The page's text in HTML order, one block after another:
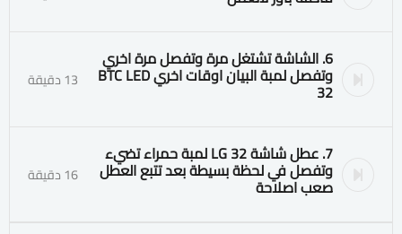
6. الشاشة تشتغل مرة وتفصل مرة اخري
وتفصل لمبة البيان اوقات اخري BTC LED
32 13 دقيقة
7. عطل شاشة LG 32 لمبة حمراء تضيء
وتفصل في لحظة بسيطة بعد تتبع العطل
صعب اصلاحة 16 دقيقة